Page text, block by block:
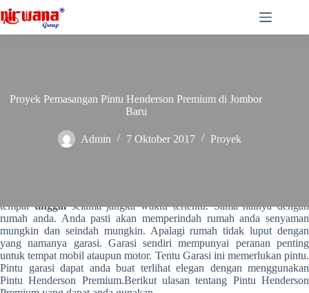
to
Proyek Pemasangan Pintu Henderson Premium di Jombor
Baru
Admin 7 Oktober 2017 Proyek
tempattinggalselama jangka waktu tertentu. Sama halnya dengan
rumah anda. Anda pasti akan memperindah rumah anda senyaman
mungkin dan seindah mungkin. Apalagi rumah tidak luput dengan
yang namanya garasi. Garasi sendiri mempunyai peranan penting
untuk tempat mobil ataupun motor. Tentu Garasi ini memerlukan pintu.
Pintu garasi dapat anda buat terlihat elegan dengan menggunakan
Pintu Henderson Premium.Berikut ulasan tentang Pintu Henderson